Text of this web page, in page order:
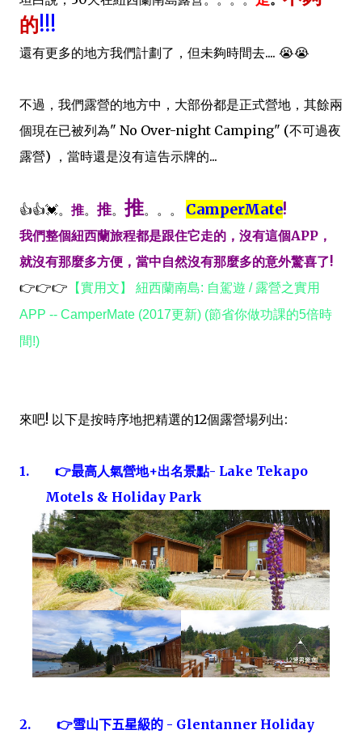
的!!!
還有更多的地方我們計劃了，但未夠時間去.... 😭😭
不過，我們露營的地方中，大部份都是正式營地，其餘兩
個現在已被列為" No Over-night Camping" (不可過夜
露營) ，當時還是沒有這告示牌的...
👍👍💓。 推。 推。 推。。。 CamperMate!
我們整個紐西蘭旅程都是跟住它走的，沒有這個APP，
就沒有那麼多方便，當中自然沒有那麼多的意外驚喜了!
👉👉👉 【實用文】 紐西蘭南島: 自駕遊 / 露營之實用
APP -- CamperMate (2017更新) (節省你做功課的5倍時
間!)
來吧! 以下是按時序地把精選的12個露營場列出:
1. 👉最高人氣營地+出名景點- Lake Tekapo
Motels & Holiday Park
2. 👉雪山下五星級的 - Glentanner Holiday